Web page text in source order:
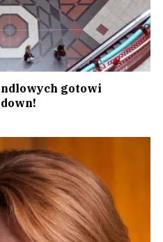
gotowi